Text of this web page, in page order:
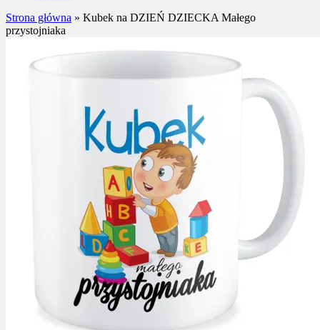
Strona główna » Kubek na DZIEŃ DZIECKA Małego
przystojniaka